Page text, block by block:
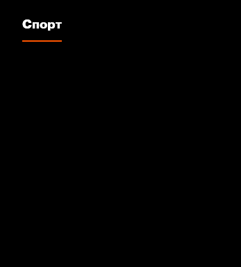
Спорт
Спорт